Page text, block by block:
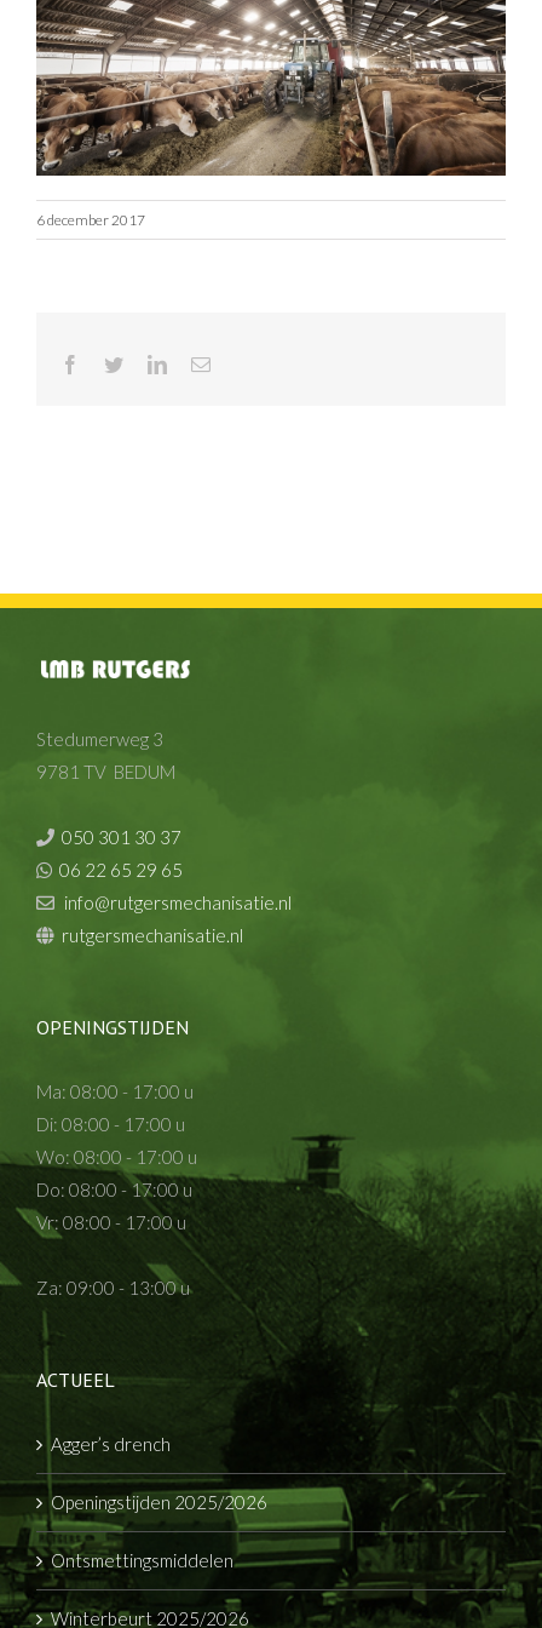
6 december 2017
Facebook LinkedInE-
Stedumerweg 3
9781 TV BEDUM
050 301 30 37
06 22 65 29 65
info@rutgersmechanisatie.nl
rutgersmechanisatie.nl
OPENINGSTIJDEN
Ma: 08:00 - 17:00 u
Di: 08:00 - 17:00 u
Wo: 08:00 - 17:00 u
Do: 08:00 - 17:00 u
Vr: 08:00 - 17:00 u
Za: 09:00 - 13:00 u
ACTUEEL
Agger’s drench
Openingstijden 2025/2026
Ontsmettingsmiddelen
Winterbeurt 2025/2026